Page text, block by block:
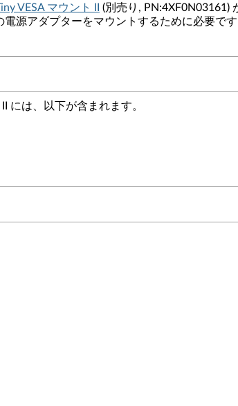
VESA マウント II
(別売り, PN:4XF0N03161)
源アダプターをマウントするために必要です
には、以下が含まれます。